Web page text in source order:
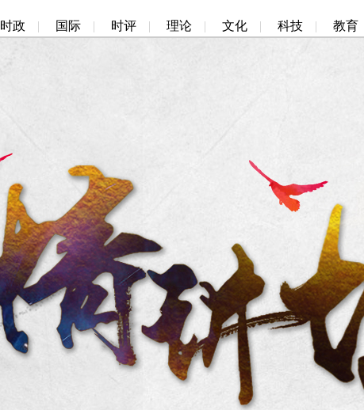
时政 | 国际 | 时评 | 理论 | 文化 | 科技 | 教育